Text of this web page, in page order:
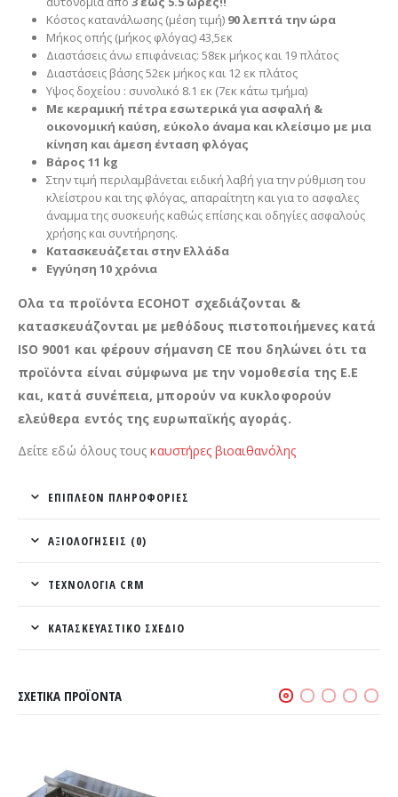
Κόστος κατανάλωσης (μέση τιμή) 90λεπτά την ώρα
Μήκος οπής (μήκος φλόγας) 43,5εκ
Διαστάσεις άνω επιφάνειας: 58εκ μήκος και 19 πλάτος
Διαστάσεις βάσης 52εκ μήκος και 12 εκ πλάτος
Υψος δοχείου : συνολικό 8.1 εκ (7εκ κάτω τμήμα)
Mε κεραμική πέτρα εσωτερικά για ασφαλή &
οικονομική καύση, εύκολο άναμα και κλείσιμο με μια
κίνηση και άμεση ένταση φλόγας
Βάρος 11 kg
Στην τιμή περιλαμβάνεται ειδική λαβή για την ρύθμιση του
κλείστρου και της φλόγας, απαραίτητη και για το ασφαλες
άναμμα της συσκευής καθώς επίσης και οδηγίες ασφαλούς
χρήσης και συντήρησης.
Κατασκευάζεται στην Ελλάδα
Εγγύηση 10 χρόνια
Ολα τα προϊόντα ECOHOT σχεδιάζονται &
κατασκευάζονται με μεθόδους πιστοποιήμενες κατά
ISO 9001 και φέρουν σήμανση CE που δηλώνει ότι τα
προϊόντα είναι σύμφωνα με την νομοθεσία της Ε.Ε
και, κατά συνέπεια, μπορούν να κυκλοφορούν
ελεύθερα εντός της ευρωπαϊκής αγοράς.
Δείτε εδώ όλους τουςκαυστήρες βιοαιθανόλης
ΕΠΙΠΛΈΟΝ ΠΛΗΡΟΦΟΡΊΕΣ
ΑΞΙΟΛΟΓΉΣΕΙΣ (0)
ΤΕΧΝΟΛΟΓΙΑ CRM
ΚΑΤΑΣΚΕΥΑΣΤΙΚΟ ΣΧΕΔΙΟ
ΣΧΕΤΙΚΆ ΠΡΟΪΌΝΤΑ